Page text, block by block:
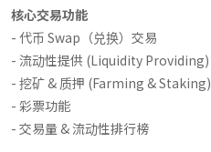
核心交易功能
- 代币 Swap（兑换）交易
- 流动性提供 (Liquidity Providing)
- 挖矿 & 质押 (Farming & Staking)
- 彩票功能
- 交易量 & 流动性排行榜